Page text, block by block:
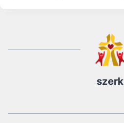
szerk